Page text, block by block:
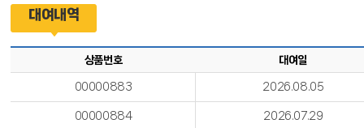
대여내역
상품번호 대여일
00000883 2026.08.05
00000884 2026.07.29